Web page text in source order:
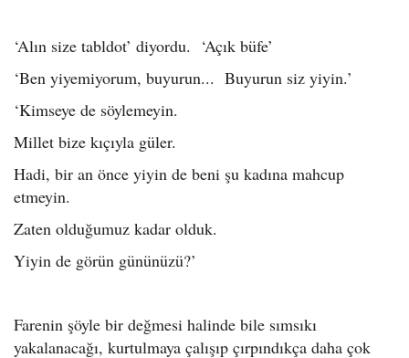
‘Alın size tabldot’ diyordu. ‘Açık büfe’
‘Ben yiyemiyorum, buyurun... Buyurun siz yiyin.’
‘Kimseye de söylemeyin.
Millet bize kıçıyla güler.
Hadi, bir an önce yiyin de beni şu kadına mahcup
etmeyin.
Zaten olduğumuz kadar olduk.
Yiyin de görün gününüzü?’
Farenin şöyle bir değmesi halinde bile sımsıkı
yakalanacağı, kurtulmaya çalışıp çırpındıkça daha çok